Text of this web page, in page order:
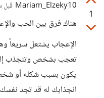
1
Mariam_Elzeky10 قبل
هناك فرق بين الحب
الإعجاب يشتعل سريعاً
تعجب بشخص وتنجذب
يكون بسبب شكله أو
انجذابك له قد تجد